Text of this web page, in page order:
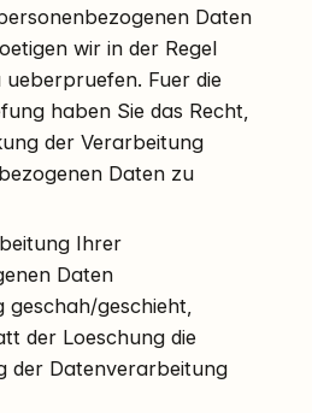
Daten
wir in der Regel
ueberpruefen. Fuer die
haben Sie das Recht,
der Verarbeitung
Daten zu
Ihrer
Daten
geschah/geschieht,
der Loeschung die
der Datenverarbeitung